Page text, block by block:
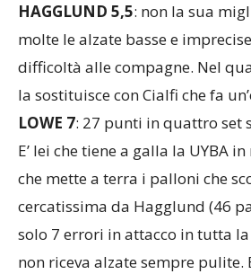
HAGGLUND 5,5: non la sua
molte le alzate basse e
difficoltà alle compagne. Nel
la sostituisce con Cialfi che fa
LOWE 7: 27 punti in quattro set
E’ lei che tiene a galla la UYBA
che mette a terra i palloni che
cercatissima da Hagglund (46
solo 7 errori in attacco in tutta
non riceva alzate sempre pulite.